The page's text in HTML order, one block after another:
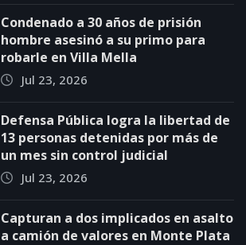
Condenado a 30 años de prisión
hombre asesinó a su primo para
robarle en Villa Mella
Jul 23, 2026
Defensa Pública logra la libertad de
13 personas detenidas por más de
un mes sin control judicial
Jul 23, 2026
Capturan a dos implicados en asalto
a camión de valores en Monte Plata